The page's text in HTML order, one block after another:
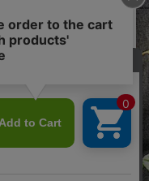
行いたい場合はこち